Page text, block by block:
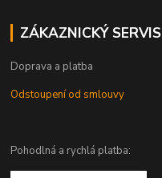
ZÁKAZNICKÝ SERVIS
Doprava a platba
Odstoupení od smlouvy
Pohodlná a rychlá platba: